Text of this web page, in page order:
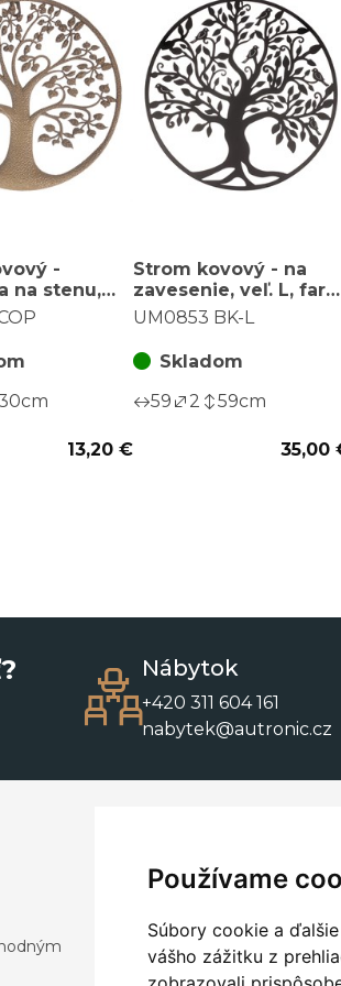
Používame
Súbory cookie a
vášho zážitku z
-
na stenu,
cm
13,20 €
Strom kovový - na
zavesenie, veľ. L, farba
čierna
UM0853 BK-L
Skladom
59
2 59cm
35,00
Nábytok
+420 311 604 161
nabytek@autronic.cz